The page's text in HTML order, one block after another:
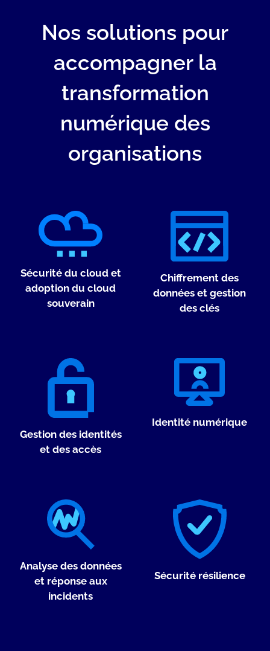
Nos solutions pour
accompagner la
transformation
numérique des
organisations
Sécurité du cloud et
adoption du cloud
souverain
Chiffrement des
données et gestion
des clés
Gestion des identités
et des accès
Identité numérique
Analyse des données
et réponse aux
incidents
Sécurité résilience